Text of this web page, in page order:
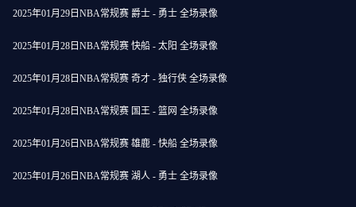
2025年01月29日NBA常规赛 爵士 - 勇士 全场录像
2025年01月28日NBA常规赛 快船 - 太阳 全场录像
2025年01月28日NBA常规赛 奇才 - 独行侠 全场录像
2025年01月28日NBA常规赛 国王 - 篮网 全场录像
2025年01月26日NBA常规赛 雄鹿 - 快船 全场录像
2025年01月26日NBA常规赛 湖人 - 勇士 全场录像